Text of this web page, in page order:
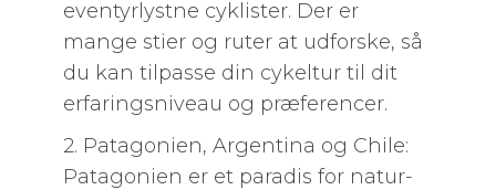
eventyrlystne cyklister. Der er
mange stier og ruter at udforske, så
du kan tilpasse din cykeltur til dit
erfaringsniveau og præferencer.
2. Patagonien, Argentina og Chile:
Patagonien er et paradis for natur-